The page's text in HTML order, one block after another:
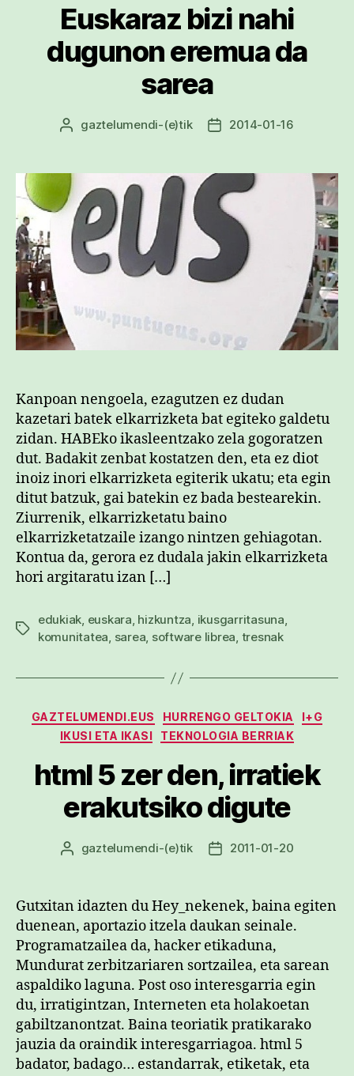
Euskaraz bizi nahi
dugunon eremua da
sarea
Argitalpenaren
gaztelumendi-(e)tik
Argitalpenaren
2014-01-16
Kanpoan nengoela, ezagutzen ez dudan
kazetari batek elkarrizketa bat egiteko galdetu
zidan. HABEko ikasleentzako zela gogoratzen
dut. Badakit zenbat kostatzen den, eta ez diot
inoiz inori elkarrizketa egiterik ukatu; eta egin
ditut batzuk, gai batekin ez bada bestearekin.
Ziurrenik, elkarrizketatu baino
elkarrizketatzaile izango nintzen gehiagotan.
Kontua da, gerora ez dudala jakin elkarrizketa
hori argitaratu izan […]
Etiketak
edukiak, euskara, hizkuntza, ikusgarritasuna,
komunitatea, sarea, software librea, tresnak
Kategoriak
GAZTELUMENDI.EUS HURRENGO GELTOKIA
I+G
IKUSI ETA IKASI
TEKNOLOGIA BERRIAK
html 5 zer den, irratiek
erakutsiko digute
Argitalpenaren
gaztelumendi-(e)tik
Argitalpenaren
2011-01-20
Gutxitan idazten du Hey_nekenek, baina egiten
duenean, aportazio itzela daukan seinale.
Programatzailea da, hacker etikaduna,
Mundurat zerbitzariaren sortzailea, eta sarean
aspaldiko laguna. Post oso interesgarria egin
du, irratigintzan, Interneten eta holakoetan
gabiltzanontzat. Baina teoriatik pratikarako
jauzia da oraindik interesgarriagoa. html 5
badator, badago… estandarrak, etiketak, eta